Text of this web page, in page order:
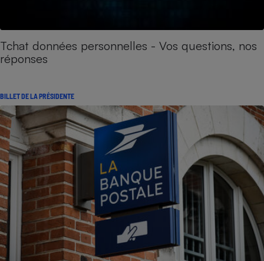
Tchat données personnelles - Vos questions, nos
réponses
BILLET DE LA PRÉSIDENTE